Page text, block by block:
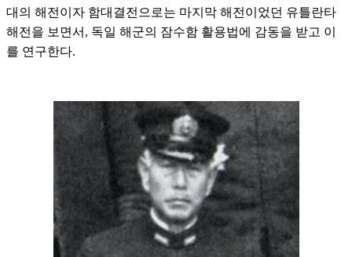
대의 해전이자 함대결전으로는 마지막 해전이었던 유틀란타
해전을 보면서, 독일 해군의 잠수함 활용법에 감동을 받고 이
를 연구한다.